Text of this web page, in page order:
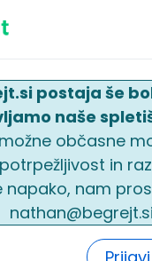
postaja še
naše
možne občasne
in
napako, nam